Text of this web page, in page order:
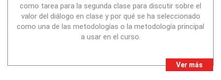
como tarea para la segunda clase para discutir sobre el
valor del diálogo en clase y por qué se ha seleccionado
como una de las metodologías o la metodología principal
a usar en el curso.
Ver más